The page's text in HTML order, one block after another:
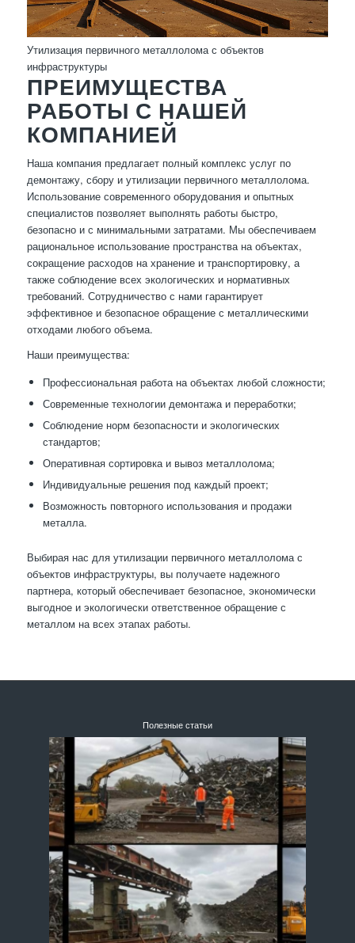
Утилизация первичного металлолома с объектов
инфраструктуры
ПРЕИМУЩЕСТВА
РАБОТЫ С НАШЕЙ
КОМПАНИЕЙ
Наша компания предлагает полный комплекс услуг по
демонтажу, сбору и утилизации первичного металлолома.
Использование современного оборудования и опытных
специалистов позволяет выполнять работы быстро,
безопасно и с минимальными затратами. Мы обеспечиваем
рациональное использование пространства на объектах,
сокращение расходов на хранение и транспортировку, а
также соблюдение всех экологических и нормативных
требований. Сотрудничество с нами гарантирует
эффективное и безопасное обращение с металлическими
отходами любого объема.
Наши преимущества:
Профессиональная работа на объектах любой сложности;
Современные технологии демонтажа и переработки;
Соблюдение норм безопасности и экологических
стандартов;
Оперативная сортировка и вывоз металлолома;
Индивидуальные решения под каждый проект;
Возможность повторного использования и продажи
металла.
Выбирая нас для утилизации первичного металлолома с
объектов инфраструктуры, вы получаете надежного
партнера, который обеспечивает безопасное, экономически
выгодное и экологически ответственное обращение с
металлом на всех этапах работы.
Полезные статьи